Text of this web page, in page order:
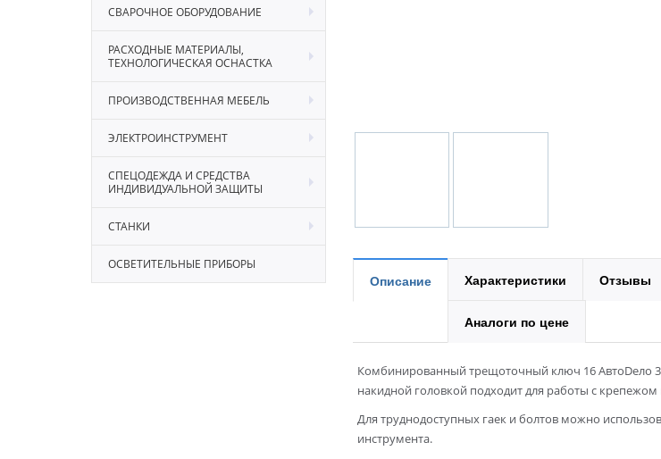
СВАРОЧНОЕ ОБОРУДОВАНИЕ
РАСХОДНЫЕ МАТЕРИАЛЫ,
ТЕХНОЛОГИЧЕСКАЯ ОСНАСТКА
ПРОИЗВОДСТВЕННАЯ МЕБЕЛЬ
ЭЛЕКТРОИНСТРУМЕНТ
СПЕЦОДЕЖДА И СРЕДСТВА
ИНДИВИДУАЛЬНОЙ ЗАЩИТЫ
СТАНКИ
ОСВЕТИТЕЛЬНЫЕ ПРИБОРЫ
Описание Характеристики Отзывы
Аналоги по цене
Комбинированный трещоточный ключ 16 АвтоDело
накидной головкой подходит для работы с
Для труднодоступных гаек и болтов можно
инструмента.